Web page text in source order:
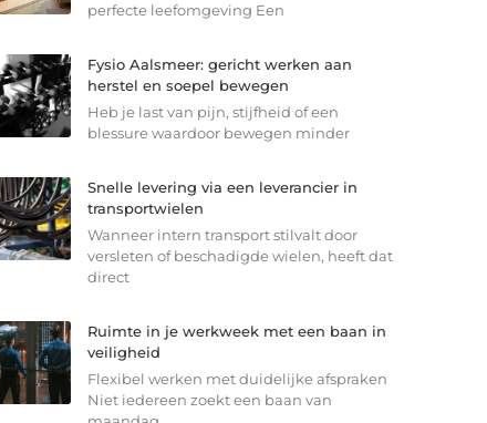
perfecte leefomgeving Een
Fysio Aalsmeer: gericht werken aan
herstel en soepel bewegen
Heb je last van pijn, stijfheid of een
blessure waardoor bewegen minder
Snelle levering via een leverancier in
transportwielen
Wanneer intern transport stilvalt door
versleten of beschadigde wielen, heeft dat
direct
Ruimte in je werkweek met een baan in
veiligheid
Flexibel werken met duidelijke afspraken
Niet iedereen zoekt een baan van